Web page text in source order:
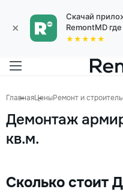
×
Скачай
RemontMD
★★★★★
ГлавнаяЦеныРемонт и
Демонтаж
кв.м.
Сколько стоит